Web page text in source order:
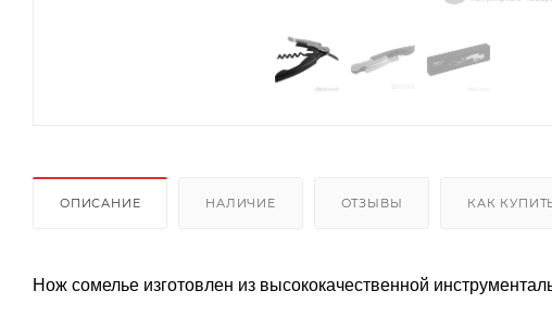
ОПИСАНИЕ НАЛИЧИЕ ОТЗЫВЫ КАК
Нож сомелье изготовлен из высококачественной